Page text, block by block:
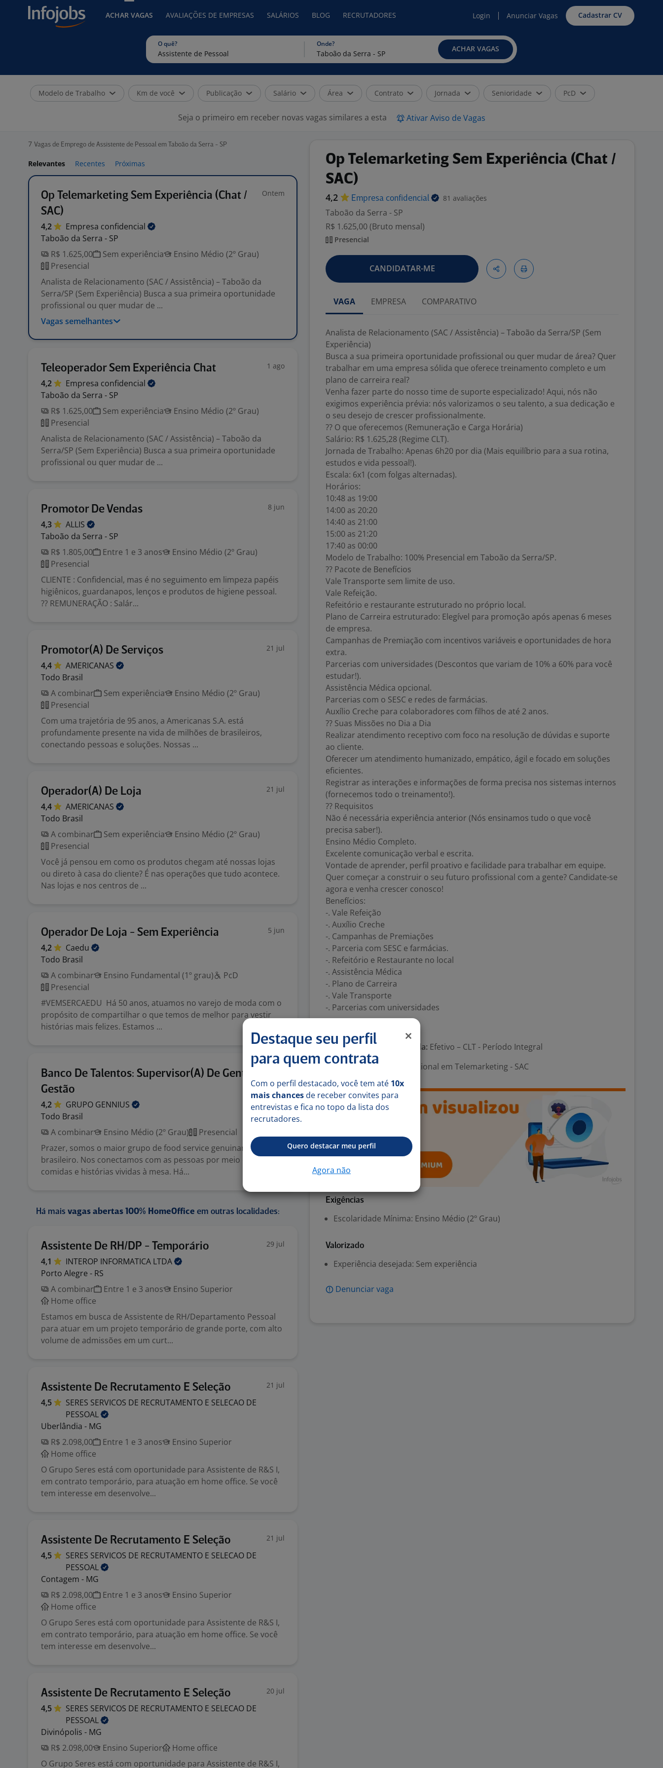
ACHAR VAGAS AVALIAÇÕES DE EMPRESAS SALÁRIOS BLOG RECRUTADORES Login Anunciar Vagas Cadastrar CV
O quê? Onde?
ACHAR VAGAS
Modelo de Trabalho Km de você Publicação Salário Área Contrato Jornada Senioridade PcD
Seja o primeiro em receber novas vagas similares a esta Ativar Aviso de Vagas
7 Vagas de Emprego de Assistente de Pessoal em Taboão da Serra - SP
Relevantes Recentes Próximas
Op Telemarketing Sem Experiência (Chat /
SAC)
Ontem
4,2 Empresa confidencial
Taboão da Serra - SP
R$ 1.625,00
Sem experiência
Ensino Médio (2º Grau)
Presencial
Analista de Relacionamento (SAC / Assistência) – Taboão da
Serra/SP (Sem Experiência) Busca a sua primeira oportunidade
profissional ou quer mudar de ...
Vagas semelhantes
Teleoperador Sem Experiência Chat 1 ago
4,2 Empresa confidencial
Taboão da Serra - SP
R$ 1.625,00
Sem experiência
Ensino Médio (2º Grau)
Presencial
Analista de Relacionamento (SAC / Assistência) – Taboão da
Serra/SP (Sem Experiência) Busca a sua primeira oportunidade
profissional ou quer mudar de ...
Promotor De Vendas 8 jun
4,3
ALLIS
Taboão da Serra - SP
R$ 1.805,00
Entre 1 e 3 anos
Ensino Médio (2º Grau)
Presencial
CLIENTE : Confidencial, mas é no seguimento em limpeza papéis
higiênicos, guardanapos, lenços e produtos de higiene pessoal.
?? REMUNERAÇÃO : Salár...
Promotor(A) De Serviços 21 jul
4,4
AMERICANAS
Todo Brasil
A combinar
Sem experiência
Ensino Médio (2º Grau)
Presencial
Com uma trajetória de 95 anos, a Americanas S.A. está
profundamente presente na vida de milhões de brasileiros,
conectando pessoas e soluções. Nossas ...
Operador(A) De Loja 21 jul
4,4
AMERICANAS
Todo Brasil
A combinar
Sem experiência
Ensino Médio (2º Grau)
Presencial
Você já pensou em como os produtos chegam até nossas lojas
ou direto à casa do cliente? É nas operações que tudo acontece.
Nas lojas e nos centros de ...
Operador De Loja - Sem Experiência 5 jun
4,2
Caedu
Todo Brasil
A combinar
Ensino Fundamental (1º grau)
PcD
Presencial
#VEMSERCAEDU Há 50 anos, atuamos no varejo de moda com o
propósito de compartilhar o que temos de melhor para vestir
histórias mais felizes. Estamos ...
Banco De Talentos: Supervisor(A) De Gente &
Gestão
4,2 GRUPO GENNIUS
Todo Brasil
A combinar
Ensino Médio (2º Grau)
Presencial
Prazer, somos o maior grupo de food service genuinamente
brasileiro. Nos conectamos com as pessoas por meio das
comidas e histórias vividas à mesa. Há...
Há mais vagas abertas 100% HomeOffice em outras localidades:
Assistente De RH/DP - Temporário 29 jul
4,1 INTEROP INFORMATICA LTDA
Porto Alegre - RS
A combinar
Entre 1 e 3 anos
Ensino Superior
Home office
Estamos em busca de Assistente de RH/Departamento Pessoal
para atuar em um projeto temporário de grande porte, com alto
volume de admissões em um curt...
Assistente De Recrutamento E Seleção 21 jul
4,5
SERES SERVICOS DE RECRUTAMENTO E SELECAO DE
PESSOAL
Uberlândia - MG
R$ 2.098,00
Entre 1 e 3 anos
Ensino Superior
Home office
O Grupo Seres está com oportunidade para Assistente de R&S I,
em contrato temporário, para atuação em home office. Se você
tem interesse em desenvolve...
Assistente De Recrutamento E Seleção 21 jul
4,5
SERES SERVICOS DE RECRUTAMENTO E SELECAO DE
PESSOAL
Contagem - MG
R$ 2.098,00
Entre 1 e 3 anos
Ensino Superior
Home office
O Grupo Seres está com oportunidade para Assistente de R&S I,
em contrato temporário, para atuação em home office. Se você
tem interesse em desenvolve...
Assistente De Recrutamento E Seleção 20 jul
4,5
SERES SERVICOS DE RECRUTAMENTO E SELECAO DE
PESSOAL
Divinópolis - MG
R$ 2.098,00
Ensino Superior
Home office
O Grupo Seres está com oportunidade para Assistente de R&S I,
Op Telemarketing Sem Experiência (Chat /
SAC)
4,2 Empresa confidencial 81 avaliações
Taboão da Serra - SP
R$ 1.625,00 (Bruto mensal)
Presencial
CANDIDATAR-ME
VAGA EMPRESA COMPARATIVO
Analista de Relacionamento (SAC / Assistência) – Taboão da Serra/SP (Sem
Experiência)
Busca a sua primeira oportunidade profissional ou quer mudar de área? Quer
trabalhar em uma empresa sólida que oferece treinamento completo e um
plano de carreira real?
Venha fazer parte do nosso time de suporte especializado! Aqui, nós não
exigimos experiência prévia: nós valorizamos o seu talento, a sua dedicação e
o seu desejo de crescer profissionalmente.
?? O que oferecemos (Remuneração e Carga Horária)
Salário: R$ 1.625,28 (Regime CLT).
Jornada de Trabalho: Apenas 6h20 por dia (Mais equilíbrio para a sua rotina,
estudos e vida pessoal!).
Escala: 6x1 (com folgas alternadas).
Horários:
10:48 as 19:00
14:00 as 20:20
14:40 as 21:00
15:00 as 21:20
17:40 as 00:00
Modelo de Trabalho: 100% Presencial em Taboão da Serra/SP.
?? Pacote de Benefícios
Vale Transporte sem limite de uso.
Vale Refeição.
Refeitório e restaurante estruturado no próprio local.
Plano de Carreira estruturado: Elegível para promoção após apenas 6 meses
de empresa.
Campanhas de Premiação com incentivos variáveis e oportunidades de hora
extra.
Parcerias com universidades (Descontos que variam de 10% a 60% para você
estudar!).
Assistência Médica opcional.
Parcerias com o SESC e redes de farmácias.
Auxílio Creche para colaboradores com filhos de até 2 anos.
?? Suas Missões no Dia a Dia
Realizar atendimento receptivo com foco na resolução de dúvidas e suporte
ao cliente.
Oferecer um atendimento humanizado, empático, ágil e focado em soluções
eficientes.
Registrar as interações e informações de forma precisa nos sistemas internos
(fornecemos todo o treinamento!).
?? Requisitos
Não é necessária experiência anterior (Nós ensinamos tudo o que você
precisa saber!).
Ensino Médio Completo.
Excelente comunicação verbal e escrita.
Vontade de aprender, perfil proativo e facilidade para trabalhar em equipe.
Quer começar a construir o seu futuro profissional com a gente? Candidate-se
agora e venha crescer conosco!
Benefícios:
-. Vale Refeição
-. Auxílio Creche
-. Campanhas de Premiações
-. Parceria com SESC e farmácias.
-. Refeitório e Restaurante no local
-. Assistência Médica
-. Plano de Carreira
-. Vale Transporte
-. Parcerias com universidades
Tipo de contrato e Jornada: Efetivo – CLT - Período Integral
Área Profissional:
Operacional em Telemarketing - SAC
Exigências
Escolaridade Mínima: Ensino Médio (2º Grau)
Valorizado
Experiência desejada: Sem experiência
Denunciar vaga
Destaque seu perfil
para quem contrata
Com o perfil destacado, você tem até 10x
mais chances de receber convites para
entrevistas e fica no topo da lista dos
recrutadores.
Quero destacar meu perfil
Agora não